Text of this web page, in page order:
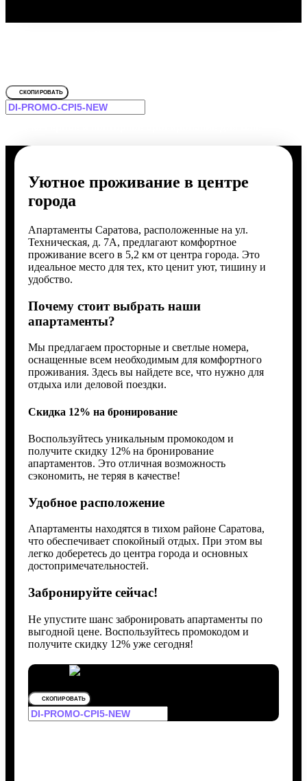
СКОПИРОВАТЬ
Уютное проживание в центре
города
Апартаменты Саратова, расположенные на ул.
Техническая, д. 7А, предлагают комфортное
проживание всего в 5,2 км от центра города. Это
идеальное место для тех, кто ценит уют, тишину и
удобство.
Почему стоит выбрать наши
апартаменты?
Мы предлагаем просторные и светлые номера,
оснащенные всем необходимым для комфортного
проживания. Здесь вы найдете все, что нужно для
отдыха или деловой поездки.
Скидка 12% на бронирование
Воспользуйтесь уникальным промокодом и
получите скидку 12% на бронирование
апартаментов. Это отличная возможность
сэкономить, не теряя в качестве!
Удобное расположение
Апартаменты находятся в тихом районе Саратова,
что обеспечивает спокойный отдых. При этом вы
легко доберетесь до центра города и основных
достопримечательностей.
Забронируйте сейчас!
Не упустите шанс забронировать апартаменты по
выгодной цене. Воспользуйтесь промокодом и
получите скидку 12% уже сегодня!
СКОПИРОВАТЬ